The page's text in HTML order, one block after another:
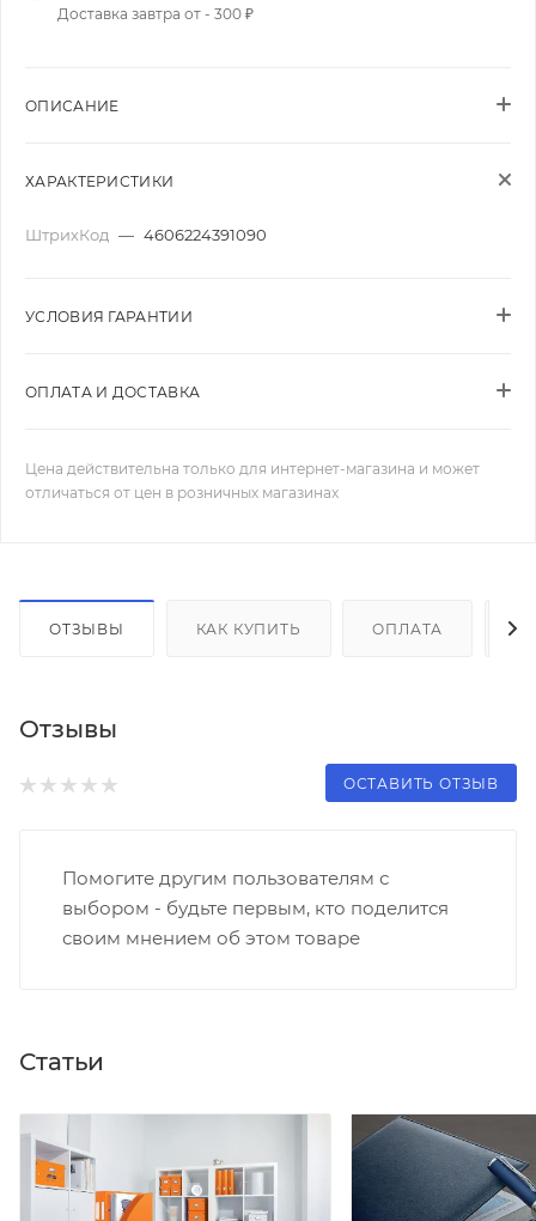
Доставка завтра от - 300 ₽
ОПИСАНИЕ
ХАРАКТЕРИСТИКИ
ШтрихКод — 4606224391090
УСЛОВИЯ ГАРАНТИИ
ОПЛАТА И ДОСТАВКА
Цена действительна только для интернет-магазина и может
отличаться от цен в розничных магазинах
ОТЗЫВЫ КАК КУПИТЬ ОПЛАТА
Отзывы
ОСТАВИТЬ ОТЗЫВ
Помогите другим пользователям с
выбором - будьте первым, кто поделится
своим мнением об этом товаре
Статьи